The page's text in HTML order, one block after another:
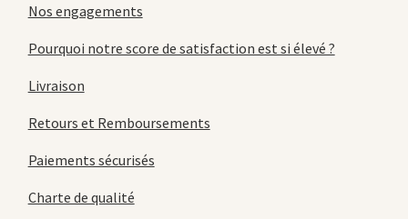
Nos engagements
Pourquoi notre score de satisfaction est si élevé ?
Livraison
Retours et Remboursements
Paiements sécurisés
Charte de qualité